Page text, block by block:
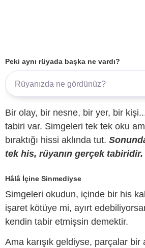
Peki aynı rüyada başka ne vardı?
Bir olay, bir nesne, bir yer, bir
tabiri var. Simgeleri tek tek oku
bıraktığı hissi aklında tut.
tek his, rüyanın gerçek tabiridir.
Hâlâ İçine Sinmediyse
Simgeleri okudun, içinde bir his
işaret kötüye mi, ayırt
kendin tabir etmişsin demektir.
Ama karışık geldiyse, parçalar